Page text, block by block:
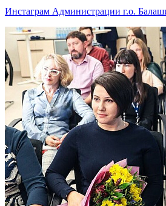
Инстаграм Администрации г.о.